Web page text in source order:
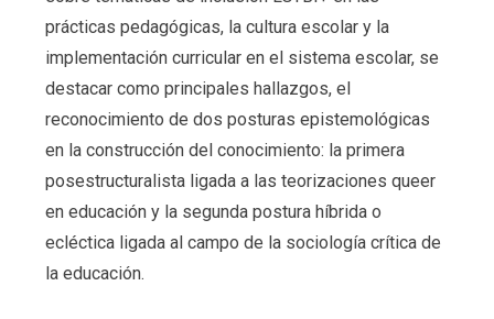
prácticas pedagógicas, la cultura escolar y la
implementación curricular en el sistema escolar, se
destacar como principales hallazgos, el
reconocimiento de dos posturas epistemológicas
en la construcción del conocimiento: la primera
posestructuralista ligada a las teorizaciones queer
en educación y la segunda postura híbrida o
ecléctica ligada al campo de la sociología crítica de
la educación.